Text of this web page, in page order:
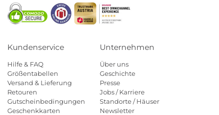
Kundenservice
Hilfe & FAQ
Größentabellen
Versand & Lieferung
Retouren
Gutscheinbedingungen
Geschenkkarten
Unternehmen
Über uns
Geschichte
Presse
Jobs / Karriere
Standorte / Häuser
Newsletter